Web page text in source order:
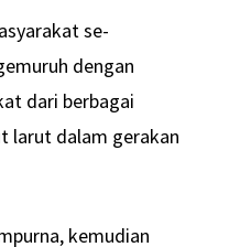
se-
dengan
dari berbagai
larut dalam gerakan
kemudian